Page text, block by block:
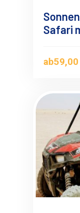
Safari
ab